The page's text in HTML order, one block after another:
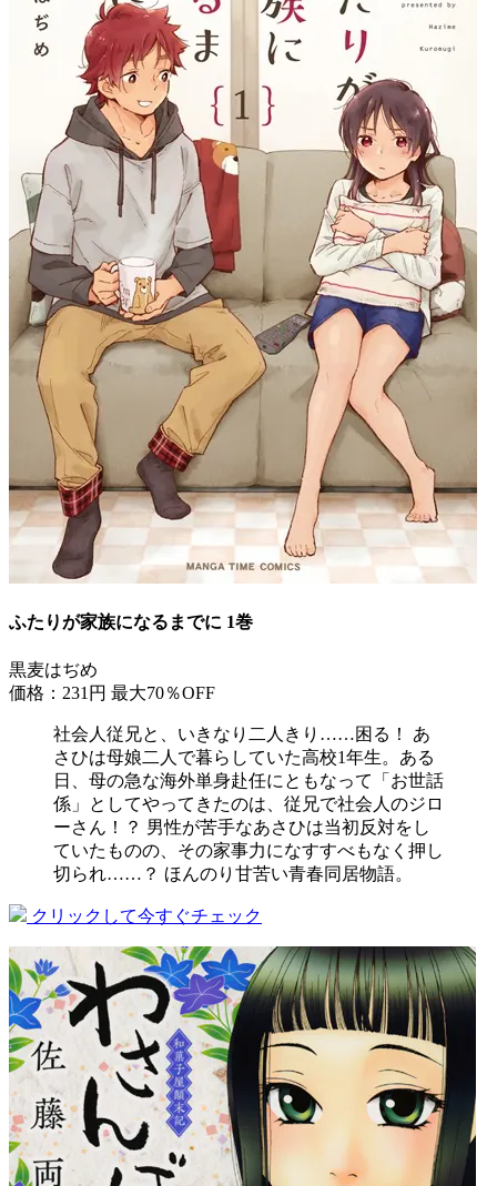
ふたりが家族になるまでに 1巻
黒麦はぢめ
価格：231円 最大70％OFF
社会人従兄と、いきなり二人きり……困る！ あ
さひは母娘二人で暮らしていた高校1年生。ある
日、母の急な海外単身赴任にともなって「お世話
係」としてやってきたのは、従兄で社会人のジロ
ーさん！？ 男性が苦手なあさひは当初反対をし
ていたものの、その家事力になすすべもなく押し
切られ……？ ほんのり甘苦い青春同居物語。
クリックして今すぐチェック